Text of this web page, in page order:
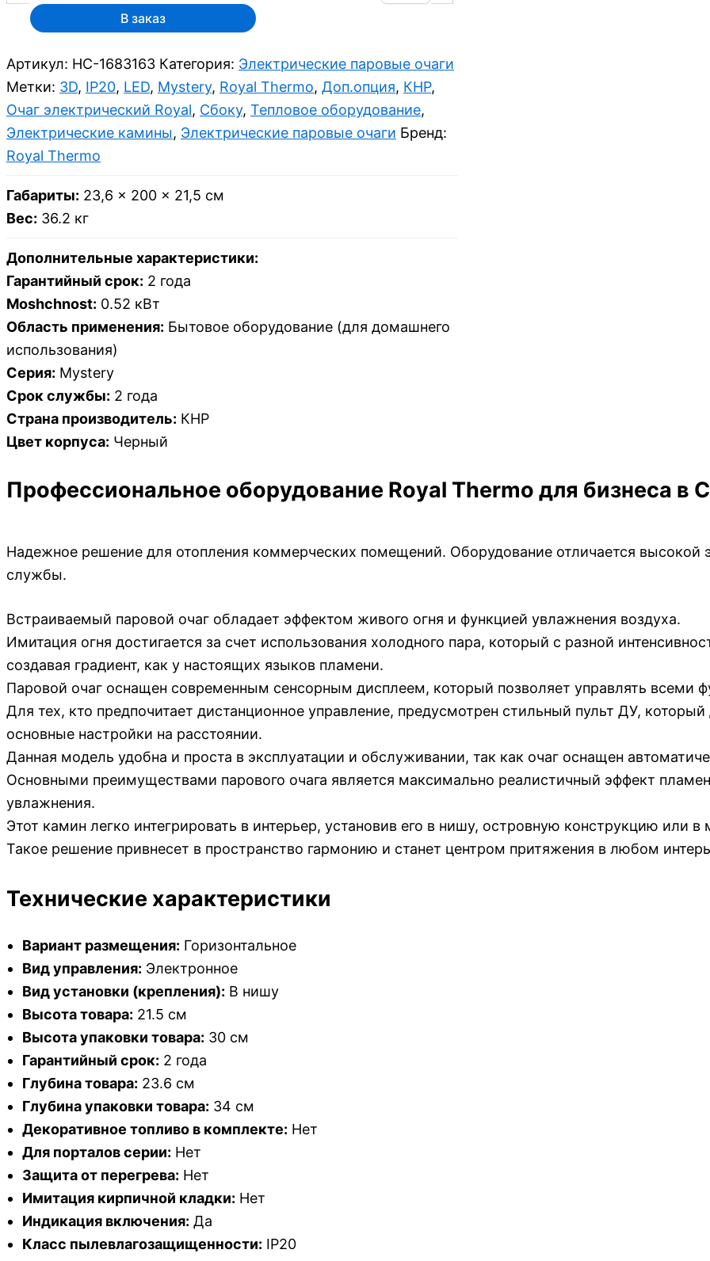
В заказ
Артикул: НС-1683163 Категория: Электрические паровые очаги
Метки: 3D, IP20, LED, Mystery, Royal Thermo, Доп.опция, КНР,
Очаг электрический Royal, Сбоку, Тепловое оборудование,
Электрические камины, Электрические паровые очаги Бренд:
Royal Thermo
Габариты: 23,6 × 200 × 21,5 см
Вес: 36.2 кг
Дополнительные характеристики:
Гарантийный срок: 2 года
Moshchnost: 0.52 кВт
Область применения: Бытовое оборудование (для домашнего
использования)
Серия: Mystery
Срок службы: 2 года
Страна производитель: КНР
Цвет корпуса: Черный
Профессиональное оборудование Royal Thermo для бизнеса в
Надежное решение для отопления коммерческих помещений. Оборудование отличается
службы.
Встраиваемый паровой очаг обладает эффектом живого огня и функцией увлажнения воздуха.
Имитация огня достигается за счет использования холодного пара, который с разной
создавая градиент, как у настоящих языков пламени.
Паровой очаг оснащен современным сенсорным дисплеем, который позволяет управлять всеми
Для тех, кто предпочитает дистанционное управление, предусмотрен стильный пульт ДУ,
основные настройки на расстоянии.
Данная модель удобна и проста в эксплуатации и обслуживании, так как очаг оснащен
Основными преимуществами парового очага является максимально реалистичный эффект
увлажнения.
Этот камин легко интегрировать в интерьер, установив его в нишу, островную конструкцию или
Такое решение привнесет в пространство гармонию и станет центром притяжения в любом
Технические характеристики
Вариант размещения: Горизонтальное
Вид управления: Электронное
Вид установки (крепления): В нишу
Высота товара: 21.5 см
Высота упаковки товара: 30 см
Гарантийный срок: 2 года
Глубина товара: 23.6 см
Глубина упаковки товара: 34 см
Декоративное топливо в комплекте: Нет
Для порталов серии: Нет
Защита от перегрева: Нет
Имитация кирпичной кладки: Нет
Индикация включения: Да
Класс пылевлагозащищенности: IP20